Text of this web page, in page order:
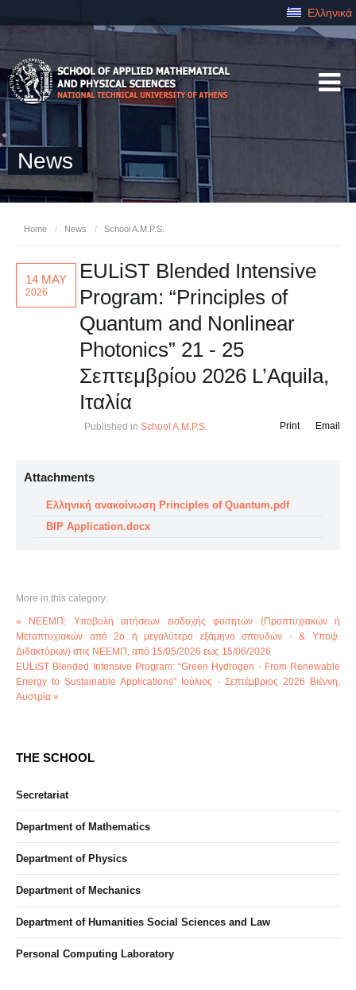
Ελληνικά
News
Home / News / School A.M.P.S.
14 MAY
2026
EULiST Blended Intensive
Program: “Principles of
Quantum and Nonlinear
Photonics” 21 - 25
Σεπτεμβρίου 2026 L’Aquila,
Ιταλία
Published in School A.M.P.S. Email
Print
Attachments
Ελληνική ανακοίνωση Principles of Quantum.pdf
ΒΙP Application.docx
More in this category:
« ΝΕΕΜΠ: Υποβολή αιτήσεων εισδοχής φοιτητών (Προπτυχιακών ή
Μεταπτυχιακών από 2ο ή μεγαλύτερο εξάμηνο σπουδών - & Υποψ.
Διδακτόρων) στις ΝΕΕΜΠ, από 15/05/2026 εως 15/06/2026
EULiST Blended Intensive Program: “Green Hydrogen - From Renewable
Energy to Sustainable Applications” Ιούλιος - Σεπτέμβριος 2026 Βιέννη,
Αυστρία »
THE SCHOOL
Secretariat
Department of Mathematics
Department of Physics
Department of Mechanics
Department of Humanities Social Sciences and Law
Personal Computing Laboratory